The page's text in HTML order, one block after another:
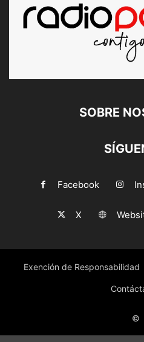
SOBRE
Facebook
X
Exención de Responsabilidad
©